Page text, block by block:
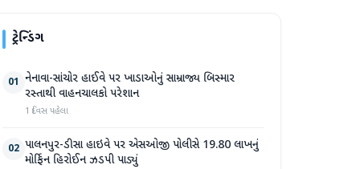
ટ્રેન્ડિંગ
01 નેનાવા-સાંચોર હાઈવે પર ખાડાઓનું સામ્રાજ્ય બિસ્માર
રસ્તાથી વાહનચાલકો પરેશાન
1 દિવસ પહેલા
02 પાલનપુર-ડીસા હાઇવે પર એસઓજી પોલીસે 19.80 લાખનું
મોર્ફિન હિરોઈન ઝડપી પાડ્યું